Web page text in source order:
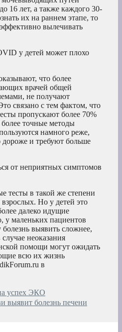
16 лет, а также каждого 30-
их на раннем этапе, то
вылечивать
у детей может плохо
что более
врачей общей
не получают
связано с тем фактом, что
пропускают более 70%
точные методы
намного реже,
дороже и требуют больше
от неприятных симптомов
тесты в такой же степени
Но у детей это
далеко идущие
у маленьких пациентов
выявить сложнее,
неоказания
помощи могут ожидать
всю их жизнь
в
успех ЭКО
выявит болезнь печени